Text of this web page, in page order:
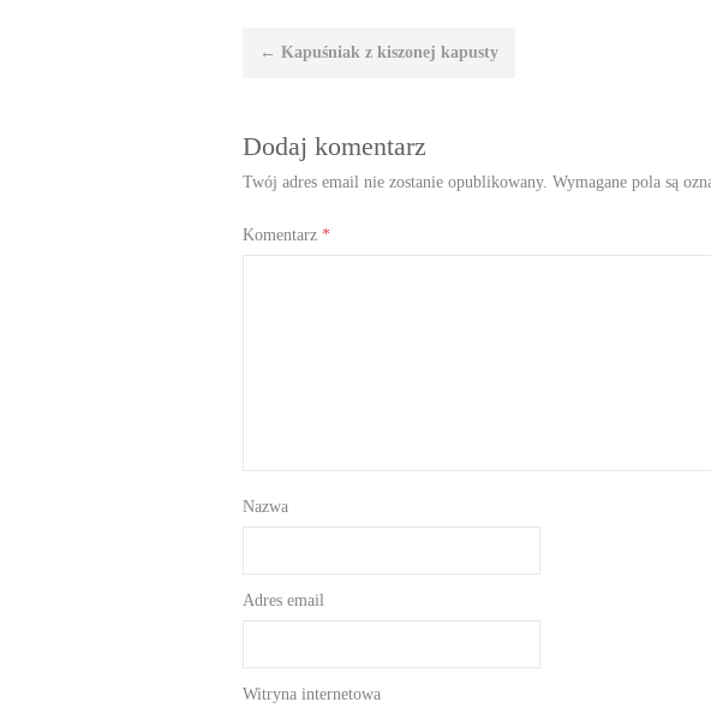
Nawigacja
← Kapuśniak z kiszonej kapusty
Dodaj komentarz
Twój adres email nie zostanie opublikowany. Wymagane pola są
Komentarz *
Nazwa
Adres email
Witryna internetowa